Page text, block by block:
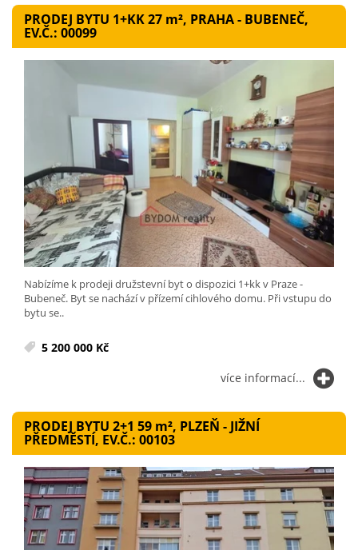
PRODEJ BYTU 1+KK 27 m², PRAHA - BUBENEČ,
EV.Č.: 00099
Nabízíme k prodeji družstevní byt o dispozici 1+kk v Praze -
Bubeneč. Byt se nachází v přízemí cihlového domu. Při vstupu do
bytu se..
5 200 000 Kč
více informací...
PRODEJ BYTU 2+1 59 m², PLZEŇ - JIŽNÍ
PŘEDMĚSTÍ, EV.Č.: 00103